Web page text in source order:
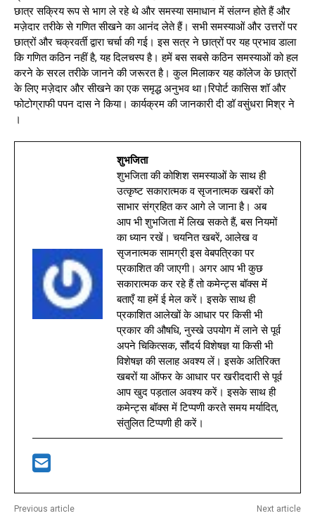
छात्र सक्रिय रूप से भाग ले रहे थे और समस्या समाधान में संलग्न होते हैं और
मज़ेदार तरीके से गणित सीखने का आनंद लेते हैं। सभी समस्याओं और उत्तरों पर
छात्रों और चक्रवर्ती द्वारा चर्चा की गई। इस सत्र ने छात्रों पर यह प्रभाव डाला
कि गणित कठिन नहीं है, यह दिलचस्प है। हमें बस सबसे कठिन समस्याओं को हल
करने के सरल तरीके जानने की जरूरत है। कुल मिलाकर यह कॉलेज के छात्रों
के लिए मज़ेदार और सीखने का एक समृद्ध अनुभव था।रिपोर्ट कासिस शॉ और
फोटोग्राफी पपन दास ने किया। कार्यक्रम की जानकारी दी डॉ वसुंधरा मिश्र ने
।
शुभजिता
शुभजिता की कोशिश समस्याओं के साथ ही
उत्कृष्ट सकारात्मक व सृजनात्मक खबरों को
साभार संग्रहित कर आगे ले जाना है। अब
आप भी शुभजिता में लिख सकते हैं, बस नियमों
का ध्यान रखें। चयनित खबरें, आलेख व
सृजनात्मक सामग्री इस वेबपत्रिका पर
प्रकाशित की जाएगी। अगर आप भी कुछ
सकारात्मक कर रहे हैं तो कमेन्ट्स बॉक्स में
बताएँ या हमें ई मेल करें। इसके साथ ही
प्रकाशित आलेखों के आधार पर किसी भी
प्रकार की औषधि, नुस्खे उपयोग में लाने से पूर्व
अपने चिकित्सक, सौंदर्य विशेषज्ञ या किसी भी
विशेषज्ञ की सलाह अवश्य लें। इसके अतिरिक्त
खबरों या ऑफर के आधार पर खरीददारी से पूर्व
आप खुद पड़ताल अवश्य करें। इसके साथ ही
कमेन्ट्स बॉक्स में टिप्पणी करते समय मर्यादित,
संतुलित टिप्पणी ही करें।
Previous article Next article